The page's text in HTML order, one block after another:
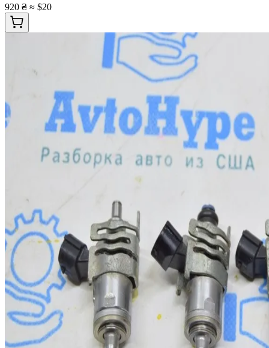
920 ₴ ≈ $20